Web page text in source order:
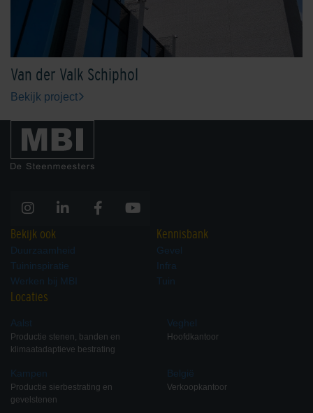
Van der Valk Schiphol
Bekijk project
Bekijk ook
Duurzaamheid
Tuininspiratie
Werken bij MBI
Kennisbank
Gevel
Infra
Tuin
Locaties
Aalst
Productie stenen, banden en
klimaatadaptieve bestrating
Kampen
Productie sierbestrating en
gevelstenen
Veghel
Hoofdkantoor
België
Verkoopkantoor